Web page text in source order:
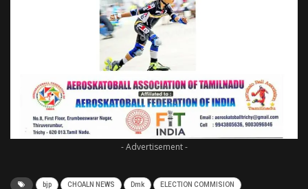
- Advertisement -
bjp CHOALN NEWS Dmk ELECTION COMMISION